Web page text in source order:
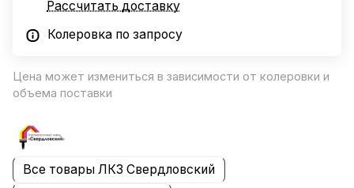
Рассчитать доставку
Колеровка по запросу
Цена может измениться в зависимости от колеровки и
объема поставки
Все товары ЛКЗ Свердловский